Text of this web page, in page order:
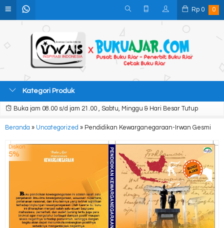
Rp 0 0
Kategori Produk
Buka jam 08.00 s/d jam 21.00 , Sabtu, Minggu & Hari Besar Tutup
Beranda » Uncategorized » Pendidikan Kewarganegaraan-Irwan Gesmi
Diskon
5%